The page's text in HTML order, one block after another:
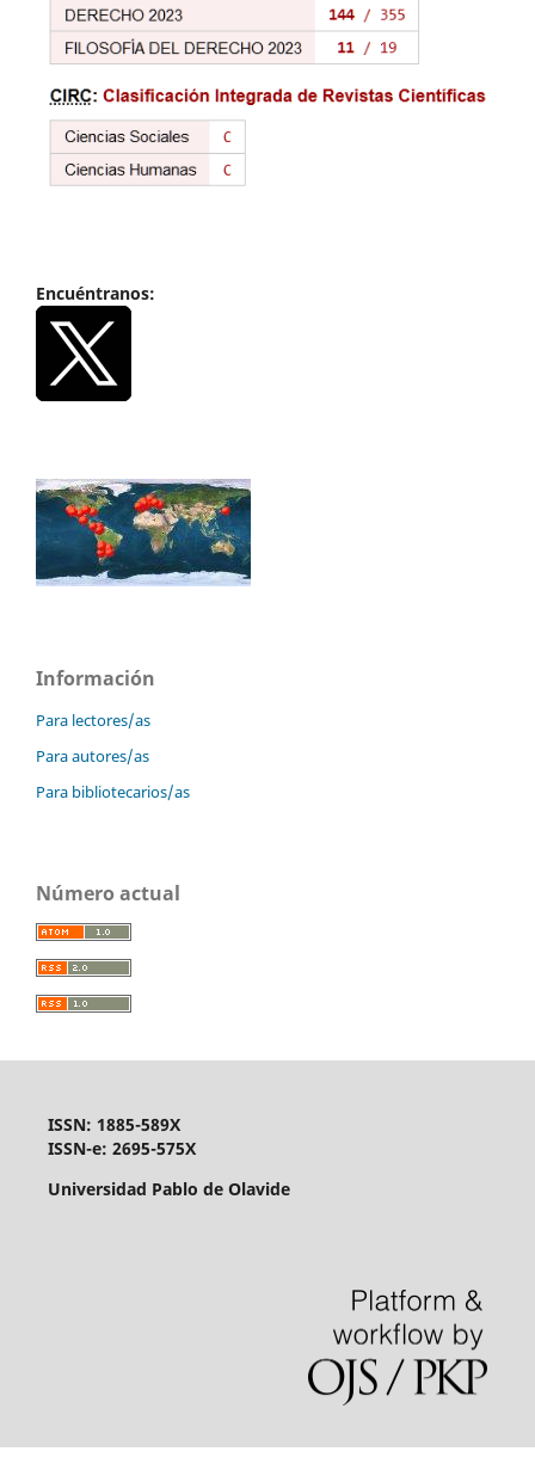
Encuéntranos:
Información
Para lectores/as
Para autores/as
Para bibliotecarios/as
Número actual
ISSN: 1885-589X
ISSN-e: 2695-575X
Universidad Pablo de Olavide